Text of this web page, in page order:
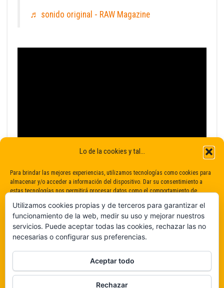
Lo de la cookies y tal...
Para brindar las mejores experiencias, utilizamos tecnologías como cookies para
almacenar y/o acceder a información del dispositivo. Dar su consentimiento a
estas tecnologías nos permitirá procesar datos como el comportamiento de
consentimiento puede afectar negativamente a determinadas características y
funciones.
De ninguna manera
♬ sonido original - RAW Magazine
Utilizamos cookies propias y de terceros para garantizar el
funcionamiento de la web, medir su uso y mejorar nuestros
servicios. Puede aceptar todas las cookies, rechazar las no
necesarias o configurar sus preferencias.
Aceptar todo
Rechazar